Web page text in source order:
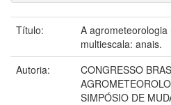
Título:
A
multiescala: anais.
Autoria:
CONGRESSO
SIMPÓSIO DE